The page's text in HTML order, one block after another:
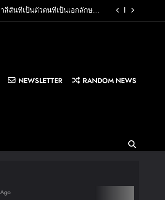
สีสันที่เป็นตัวตนที่เป็นเอกลักษณ์
ทยพร้อมต่อยอดความสำเร็จครึ่ง
แถวหน้า สร้างปรากฏการณ์ใหม่
แห่งวงการเพลงอาเซียน
สีสันที่เป็นตัวตนที่เป็นเอกลักษณ์
ผู้สร้าง” สู่ “ผู้นำ” ได้อย่างไร?
NEWSLETTER RANDOM NEWS